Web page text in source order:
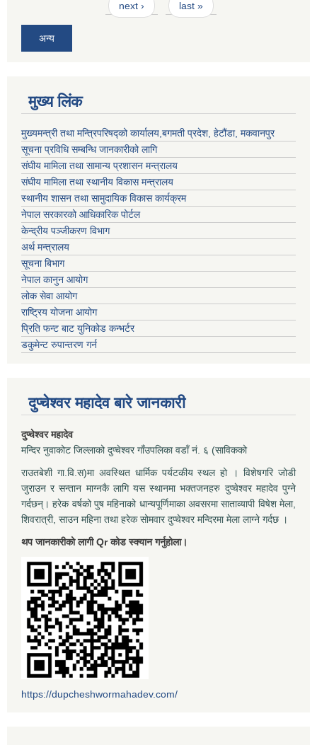
next › last »
अन्य
मुख्य लिंक
मुख्यमन्त्री तथा मन्त्रिपरिषद्को कार्यालय,बगमती प्रदेश, हेटौंडा, मकवानपुर
सूचना प्रविधि सम्बन्धि जानकारीको लागि
संघीय मामिला तथा सामान्य प्रशासन मन्त्रालय
संघीय मामिला तथा स्थानीय विकास मन्त्रालय
स्थानीय शासन तथा सामुदायिक विकास कार्यक्रम
नेपाल सरकारको आधिकारिक पोर्टल
केन्द्रीय पञ्जीकरण विभाग
अर्थ मन्त्रालय
सूचना बिभाग
नेपाल कानुन आयोग
लोक सेवा आयोग
राष्ट्रिय योजना आयोग
प्रिति फन्ट बाट युनिकोड कन्भर्टर
डकुमेन्ट रुपान्तरण गर्न
दुप्चेश्वर महादेव बारे जानकारी
दुप्चेश्वर महादेव
मन्दिर नुवाकोट जिल्लाको दुप्चेश्वर गाँउपलिका वडाँ नं. ६ (साविकको
राउतबेशी गा.वि.स)मा अवस्थित धार्मिक पर्यटकीय स्थल हो । विशेषगरि जोडी
जुराउन र सन्तान माग्नकै लागि यस स्थानमा भक्तजनहरु दुप्चेश्वर महादेव पुग्ने
गर्दछन्। हरेक वर्षको पुष महिनाको धान्यपूर्णिमाका अवसरमा साताव्यापी विषेश मेला,
शिवरात्री, साउन महिना तथा हरेक सोमवार दुप्चेश्वर मन्दिरमा मेला लाग्ने गर्दछ ।
थप जानकारीको लागी Qr कोड स्क्यान गर्नुहोला।
https://dupcheshwormahadev.com/